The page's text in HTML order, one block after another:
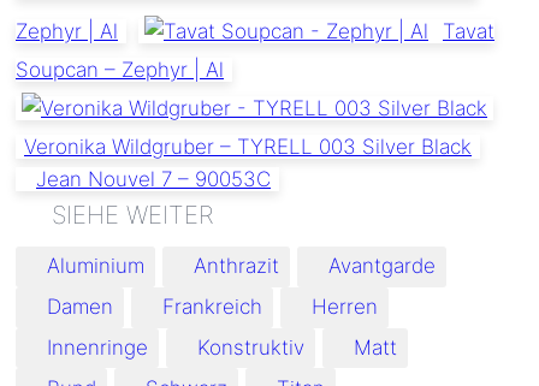
Zephyr | Al
Tavat
Soupcan – Zephyr | Al
Veronika Wildgruber – TYRELL 003 Silver Black
Jean Nouvel 7 – 90053C
Schlagworte:
Aluminium Anthrazit
Avantgarde
Damen
Frankreich
Herren
Innenringe
Konstruktiv
Matt